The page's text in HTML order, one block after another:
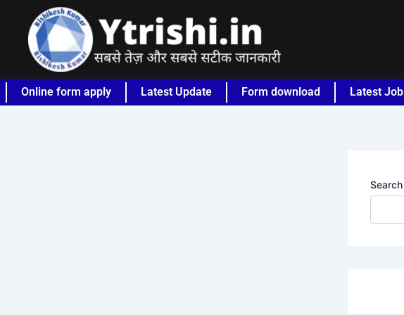
Online form apply Latest Update Form download Latest Job
Search